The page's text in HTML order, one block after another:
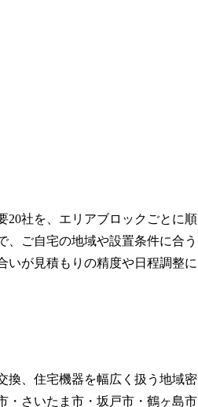
20社を、エリアブロックごとに順
、ご自宅の地域や設置条件に合う
いが見積もりの精度や日程調整に
換、住宅機器を幅広く扱う地域密
・さいたま市・坂戸市・鶴ヶ島市